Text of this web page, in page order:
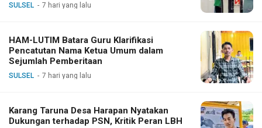
SULSEL 7 hari yang lalu
HAM-LUTIM Batara Guru Klarifikasi
Pencatutan Nama Ketua Umum dalam
Sejumlah Pemberitaan
SULSEL 7 hari yang lalu
Karang Taruna Desa Harapan Nyatakan
Dukungan terhadap PSN, Kritik Peran LBH